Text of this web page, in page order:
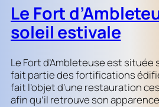
Le Fort
soleil estivale
Le Fort d’Ambleteuse est située
fait partie des fortifications
fait l’objet d’une restauration
afin qu’il retrouve son